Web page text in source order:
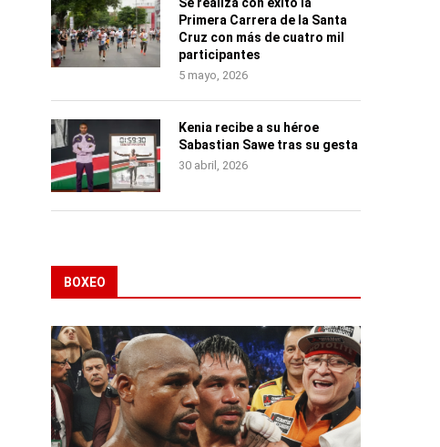
Se realiza con éxito la
Primera Carrera de la Santa
Cruz con más de cuatro mil
participantes
5 mayo, 2026
Kenia recibe a su héroe
Sabastian Sawe tras su gesta
30 abril, 2026
BOXEO